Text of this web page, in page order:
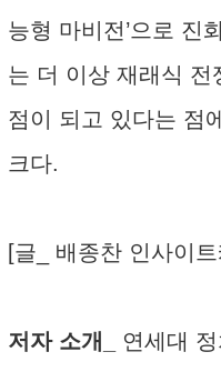
능형 마비전’으로 진
는 더 이상 재래식
점이 되고 있다는 점
크다.
[글_ 배종찬 인사이
저자 소개_
연세대